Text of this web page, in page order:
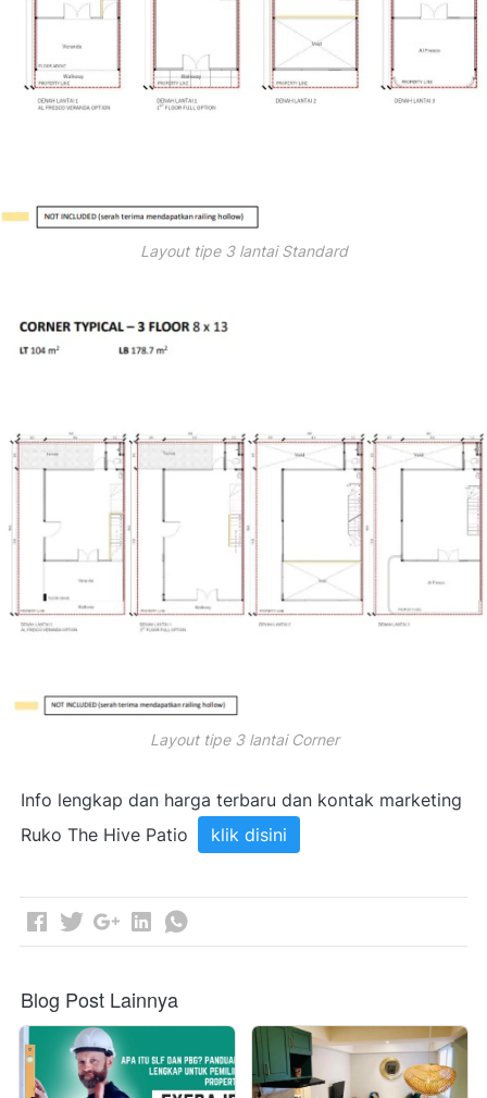
Layout tipe 3 lantai Standard
Layout tipe 3 lantai Corner
Info lengkap dan harga terbaru dan kontak marketing
Ruko The Hive Patio
klik disini
Blog Post Lainnya